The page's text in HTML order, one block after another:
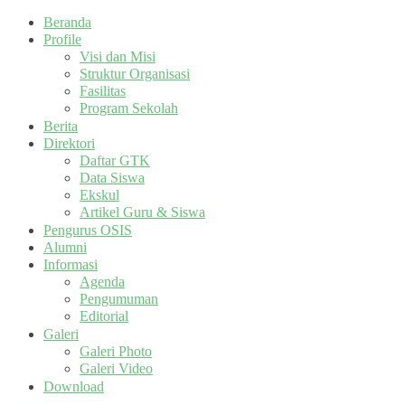
Beranda
Profile
Visi dan Misi
Struktur Organisasi
Fasilitas
Program Sekolah
Berita
Direktori
Daftar GTK
Data Siswa
Ekskul
Artikel Guru & Siswa
Pengurus OSIS
Alumni
Informasi
Agenda
Pengumuman
Editorial
Galeri
Galeri Photo
Galeri Video
Download